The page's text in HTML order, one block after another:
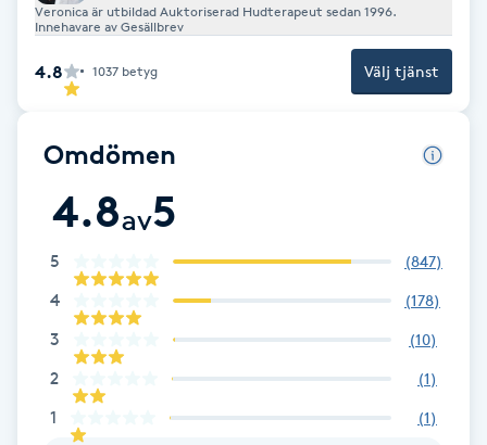
Kroppsinpackning
Kroppspeeling
Käkledsbehandling
Kärlbehandling
Laserbehandling
Lashlift Keratin
Veronica är utbildad Auktoriserad Hudterapeut sedan 1996.
Innehavare av Gesällbrev
4.8 1037 betyg Välj tjänst
Omdömen
4.8av5
5 (847)
4 (178)
3 (10)
2 (1)
1 (1)